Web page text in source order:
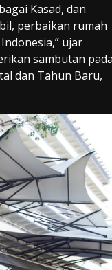
Kasad, dan
perbaikan rumah
ujar
sambutan
dan Tahun Baru,